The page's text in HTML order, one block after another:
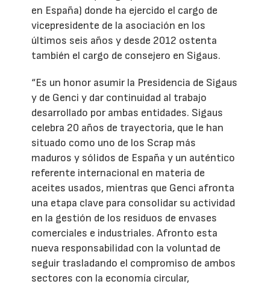
en España) donde ha ejercido el cargo de
vicepresidente de la asociación en los
últimos seis años y desde 2012 ostenta
también el cargo de consejero en Sigaus.
“Es un honor asumir la Presidencia de Sigaus
y de Genci y dar continuidad al trabajo
desarrollado por ambas entidades. Sigaus
celebra 20 años de trayectoria, que le han
situado como uno de los Scrap más
maduros y sólidos de España y un auténtico
referente internacional en materia de
aceites usados, mientras que Genci afronta
una etapa clave para consolidar su actividad
en la gestión de los residuos de envases
comerciales e industriales. Afronto esta
nueva responsabilidad con la voluntad de
seguir trasladando el compromiso de ambos
sectores con la economía circular,